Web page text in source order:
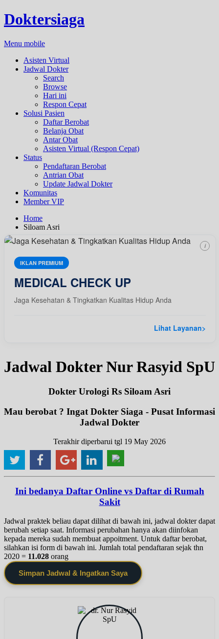
Doktersiaga
Menu mobile
Asisten Virtual
Jadwal Dokter
Search
Browse
Hari ini
Respon Cepat
Solusi Pasien
Daftar Berobat
Belanja Obat
Antar Obat
Asisten Virtual (Respon Cepat)
Status
Pendaftaran Berobat
Antrian Obat
Update Jadwal Dokter
Komunitas
Member VIP
Home
Siloam Asri
IKLAN PREMIUM
MEDICAL CHECK UP
Jaga Kesehatan & Tingkatkan Kualitas Hidup Anda
Lihat Layanan>
i
Jadwal Dokter Nur Rasyid SpU
Dokter Urologi Rs Siloam Asri
Mau berobat ? Ingat Dokter Siaga - Pusat Informasi
Jadwal Dokter
Terakhir diperbarui tgl 19 May 2026
Ini bedanya Daftar Online vs Daftar di Rumah
Sakit
Jadwal praktek beliau dapat dilihat di bawah ini, jadwal dokter dapat
berubah setiap saat. Informasi perubahan hanya akan diinfokan
kepada mereka sudah membuat appoitment. Untuk daftar berobat,
silahkan isi form di bawah ini. Jumlah total pendaftaran sejak thn
2020 = 11.028 orang
Simpan Jadwal & Ingatkan Saya